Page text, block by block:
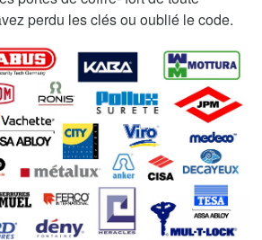
perdu les clés ou oublié le code.